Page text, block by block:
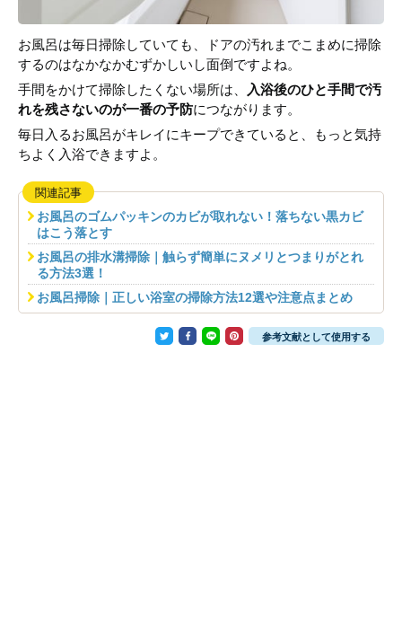
お風呂は毎日掃除していても、ドアの汚れまでこまめに掃除
するのはなかなかむずかしいし面倒ですよね。
手間をかけて掃除したくない場所は、
入浴後のひと手間で汚
れを残さないのが一番の予防につながります。
毎日入るお風呂がキレイにキープできていると、もっと気持
ちよく入浴できますよ。
関連記事
お風呂のゴムパッキンのカビが取れない！落ちない黒カビ
はこう落とす
お風呂の排水溝掃除｜触らず簡単にヌメリとつまりがとれ
る方法3選！
お風呂掃除｜正しい浴室の掃除方法12選や注意点まとめ
参考文献として使用する